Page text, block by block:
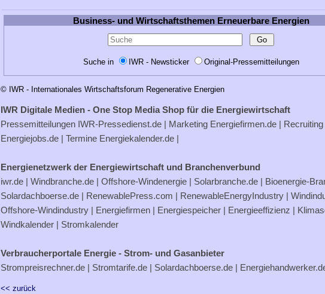
Business- und Wirtschaftsthemen Erneuerbare Energien
Suche in IWR - Newsticker Original-Pressemitteilungen
© IWR - Internationales Wirtschaftsforum Regenerative Energien
IWR Digitale Medien - One Stop Media Shop für die Energiewirtschaft
Pressemitteilungen IWR-Pressedienst.de | Marketing Energiefirmen.de | Recruiting
Energiejobs.de | Termine Energiekalender.de |
Energienetzwerk der Energiewirtschaft und Branchenverbund
iwr.de | Windbranche.de | Offshore-Windenergie | Solarbranche.de | Bioenergie-
Solardachboerse.de | RenewablePress.com | RenewableEnergyIndustry |
Offshore-Windindustry | Energiefirmen | Energiespeicher | Energieeffizienz |
Windkalender | Stromkalender
Verbraucherportale Energie - Strom- und Gasanbieter
Strompreisrechner.de | Stromtarife.de | Solardachboerse.de |
<< zurück